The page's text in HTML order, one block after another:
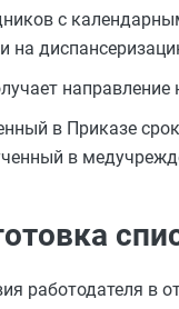
с
на
направление
в Приказе
в
работодателя в